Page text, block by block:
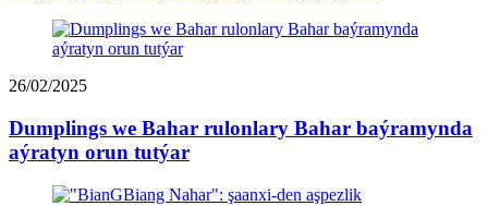
26/02/2025
Dumplings we Bahar rulonlary Bahar baýramynda
aýratyn orun tutýar